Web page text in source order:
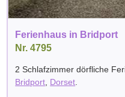
Ferienhaus in Bridport
Nr. 4795
2 Schlafzimmer dörfliche
Bridport Dorset